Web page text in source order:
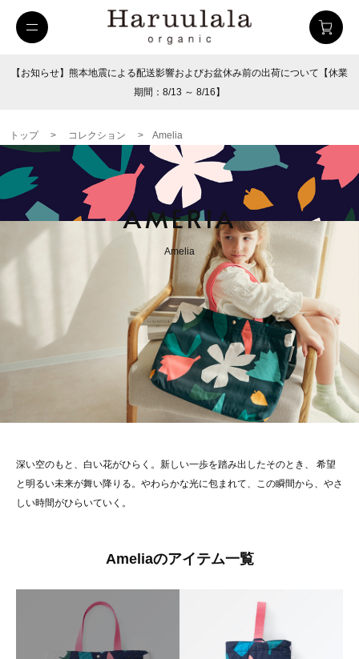
26SUMMER
【お知らせ】熊本地震による配送影響およびお盆休み前の出荷について【休業
期間：8/13 ～ 8/16】
トップ > コレクション > Amelia
AMERIA
Amelia
深い空のもと、白い花がひらく。新しい一歩を踏み出したそのとき、 希望
と明るい未来が舞い降りる。やわらかな光に包まれて、この瞬間から、やさ
しい時間がひらいていく。
Ameliaのアイテム一覧